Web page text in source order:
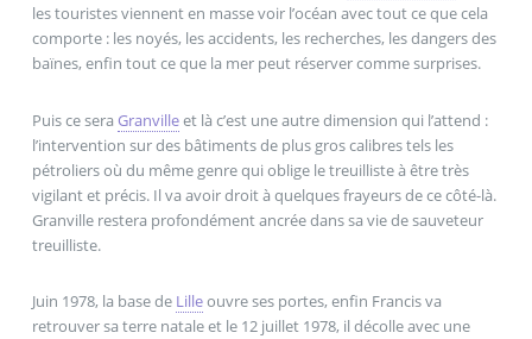
les touristes viennent en masse voir l’océan avec tout ce que cela
comporte : les noyés, les accidents, les recherches, les dangers des
baïnes, enfin tout ce que la mer peut réserver comme surprises.
Puis ce sera Granvilleet là c’est une autre dimension qui l’attend :
l’intervention sur des bâtiments de plus gros calibres tels les
pétroliers où du même genre qui oblige le treuilliste à être très
vigilant et précis. Il va avoir droit à quelques frayeurs de ce côté-là.
Granville restera profondément ancrée dans sa vie de sauveteur
treuilliste.
Juin 1978, la base de Lilleouvre ses portes, enfin Francis va
retrouver sa terre natale et le 12 juillet 1978, il décolle avec une